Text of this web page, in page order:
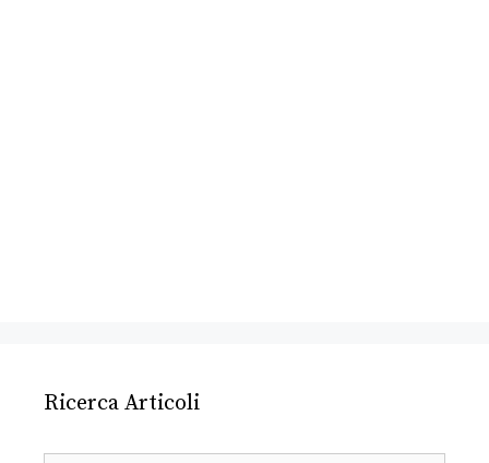
Ricerca Articoli